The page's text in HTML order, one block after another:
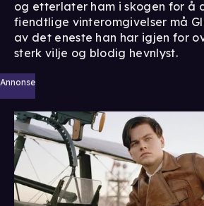
og etterlater ham i skogen for å
fiendtlige vinteromgivelser må
av det eneste han har igjen for
sterk vilje og blodig hevnlyst.
Annonse